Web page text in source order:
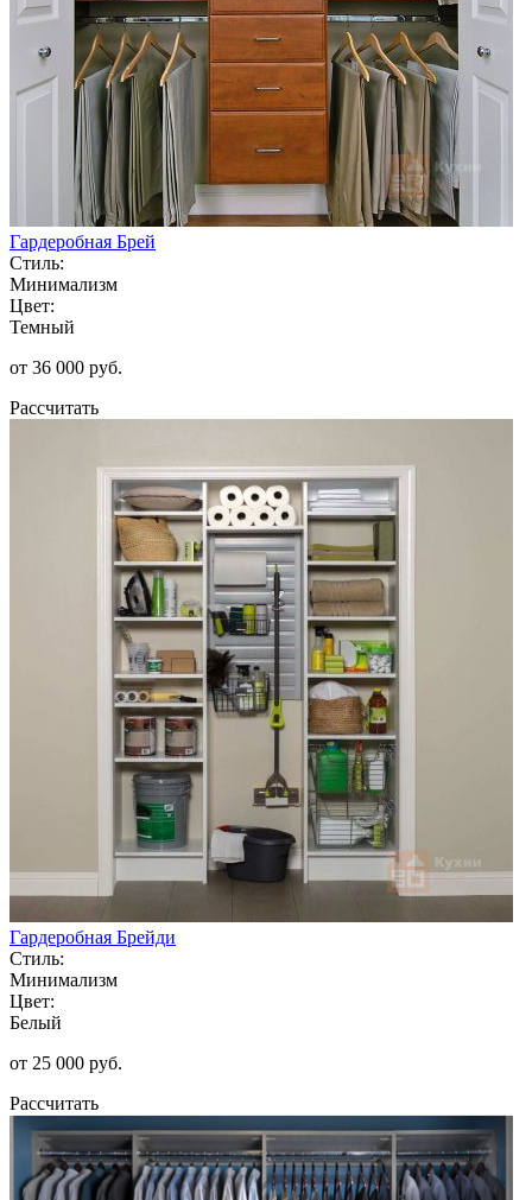
Гардеробная Брей
Стиль:
Минимализм
Цвет:
Темный
от 36 000 руб.
Рассчитать
Гардеробная Брейди
Стиль:
Минимализм
Цвет:
Белый
от 25 000 руб.
Рассчитать